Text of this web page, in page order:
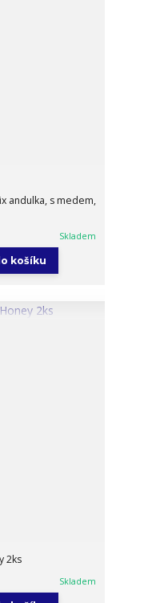
andulka, s medem,
Skladem
košíku
2ks
Skladem